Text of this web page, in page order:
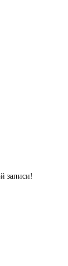
записи!